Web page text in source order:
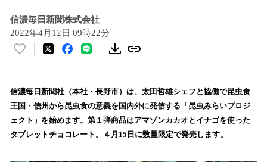
信濃毎日新聞株式会社
2022年4月12日 09時22分
い
！
数
を
読
信濃毎日新聞社（本社・長野市）は、太田哲雄シェフと協働で昆虫食
王国・信州から昆虫食の意義を国内外に発信する「昆虫みらいプロジ
ェクト」を始めます。第１弾商品はアマゾンカカオとイナゴを使った
タブレットチョコレート。４月15日に数量限定で発売します。